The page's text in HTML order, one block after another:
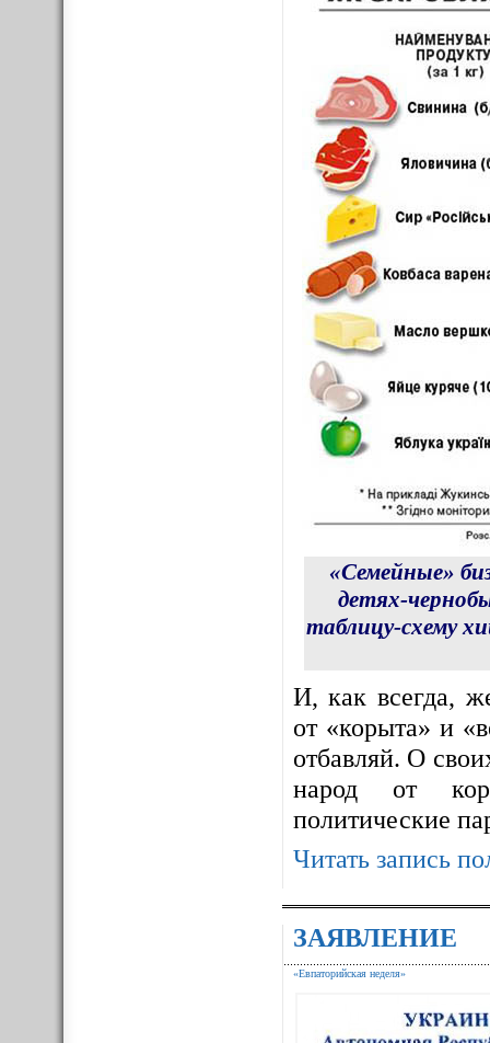
«Семейные»
детях-
таблицу-схему
И, как всегда,
от «корыта» и
отбавляй. О
народ от
политические
Читать запись
ЗАЯВЛЕНИЕ
«Евпаторийская неделя»